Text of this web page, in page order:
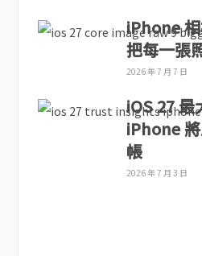
iPhone
把每一張
2026 年 7 月 7 日
iOS 27 最
iPhone
帳
2026 年 7 月 3 日